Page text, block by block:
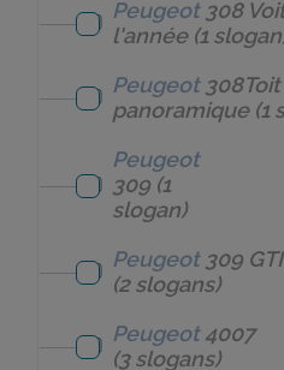
Peugeot 308
l'année(1
Peugeot 308Toit
panoramique(1
Peugeot
309 (1
slogan)
Peugeot 309 GTI
(2 slogans)
Peugeot 4007
(3 slogans)